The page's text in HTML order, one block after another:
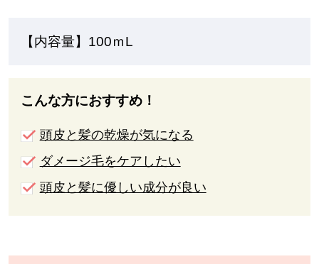
【内容量】100ｍL
こんな方におすすめ！
頭皮と髪の乾燥が気になる
ダメージ毛をケアしたい
頭皮と髪に優しい成分が良い